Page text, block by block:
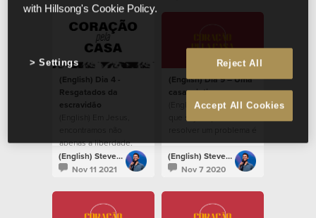
(English) Dia 4 -
Resgatados da
escravidão
apenas a liberdade,
mas a capacidade de
refletir Deus na Terra.
(English) Steven Richards
Nov 11 2021
(English) Dia 9 – Uma
casa criativa
(English) Qualquer um
uma pessoa criativa.
(English) Steven Richards
Nov 7 2020
with Hillsong's Cookie Policy.
Reject All
Accept All Cookies
Settings